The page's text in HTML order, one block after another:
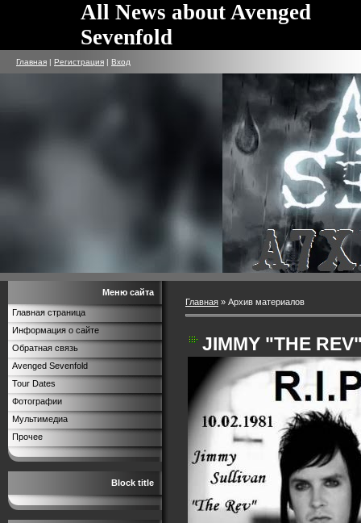
All News about Avenged
Sevenfold
Главная | Регистрация | Вход
Меню сайта
Главная страница
Информация о сайте
Обратная связь
Avenged Sevenfold
Tour Dates
Фотографии
Мультимедиа
Прочее
Block title
Главная » Архив материалов
JIMMY "THE